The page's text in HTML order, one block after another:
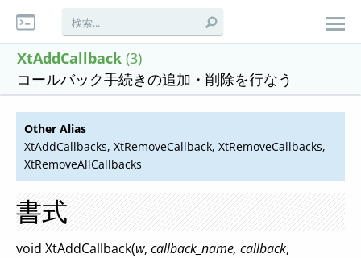
XtAddCallback (3)
コールバック手続きの追加・削除を行なう
Other Alias
XtAddCallbacks, XtRemoveCallback, XtRemoveCallbacks,
XtRemoveAllCallbacks
書式
void XtAddCallback(w, callback_name, callback,